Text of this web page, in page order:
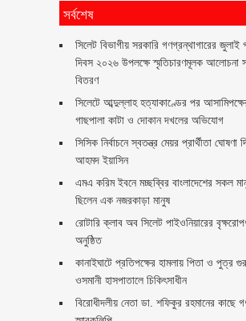
সর্বশেষ
সিলেট বিভাগীয় সরকারি গণগ্রন্থাগারের
দিবস ২০২৬ উপলক্ষে স্মৃতিচারণমূলক আলোচনা
বিতরণ ‎ ‎
সিলেটে আব্দুল্লাহ হত্যাকাণ্ডের পর
গাছপালা কাটা ও দোকান দখলের অভিযোগ
সিসিক নির্বাচনে স্বতন্ত্র মেয়র প্রার্থীতা ঘোষণা
আহমদ ইয়াসিন
এমএ করিম ইবনে মচ্ছব্বির বাংলাদেশের সকল
ছিলেন এক নজরকাড়া মানুষ ‎
রোটারি ক্লাব অব সিলেট পাইওনিয়ারের
অনুষ্ঠিত
কানাইঘাটে প্রতিপক্ষের হামলায় পিতা ও
ওসমানী হাসপাতালে চিকিৎসাধীন
বিরোধীদলীয় নেতা ডা. শফিকুর রহমানের কাছে